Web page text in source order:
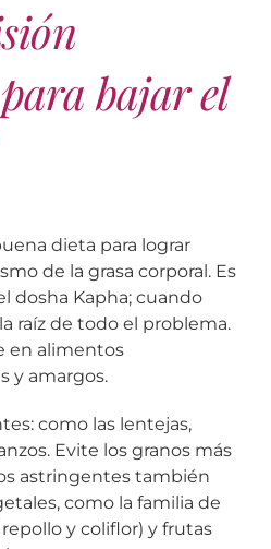
bajar el
dieta para lograr
de la grasa corporal. Es
dosha Kapha; cuando
raíz de todo el problema.
en alimentos
y amargos.
como las lentejas,
Evite los granos más
astringentes también
como la familia de
y coliflor) y frutas